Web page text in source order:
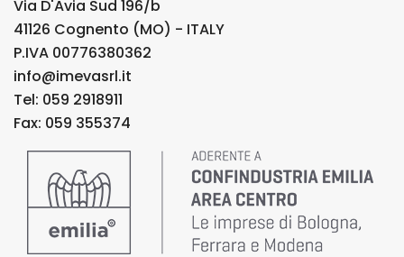
Via D'Avia Sud 196/b
41126 Cognento (MO) - ITALY
P.IVA 00776380362
info@imevasrl.it
Tel: 059 2918911
Fax: 059 355374